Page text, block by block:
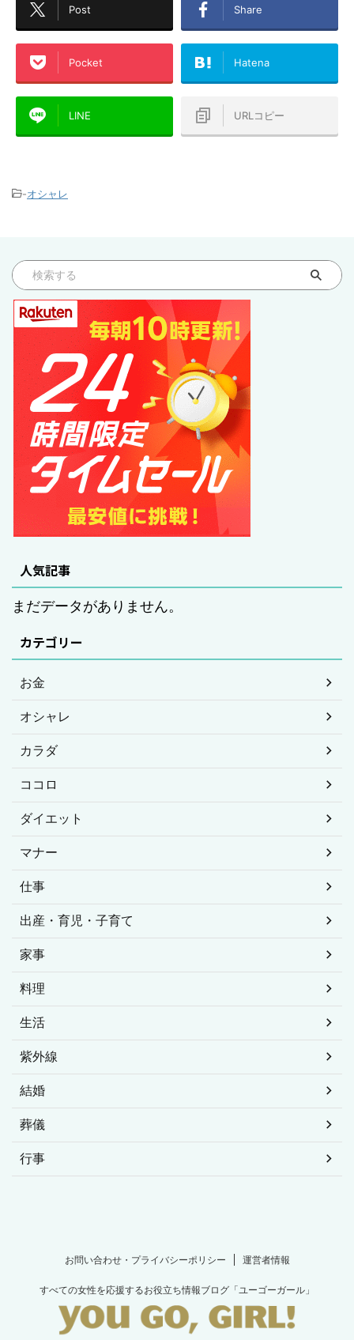
Post Share
Pocket Hatena
LINE URLコピー
-オシャレ
人気記事
まだデータがありません。
カテゴリー
お金
オシャレ
カラダ
ココロ
ダイエット
マナー
仕事
出産・育児・子育て
家事
料理
生活
紫外線
結婚
葬儀
行事
お問い合わせ・プライバシーポリシー 運営者情報
すべての女性を応援するお役立ち情報ブログ「ユーゴーガール」